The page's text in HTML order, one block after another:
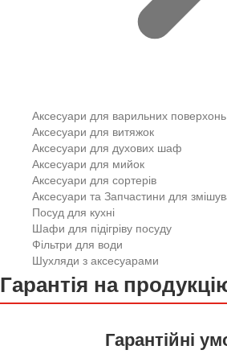
Аксесуари для варильних поверхонь
Аксесуари для витяжок
Аксесуари для духових шаф
Аксесуари для мийок
Аксесуари для сортерів
Аксесуари та Запчастини для
Посуд для кухні
Шафи для підігріву посуду
Фільтри для води
Шухляди з аксесуарами
Гарантія на
Гарантійні